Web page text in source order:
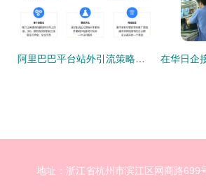
地址：浙江省杭州市滨江区网商路699